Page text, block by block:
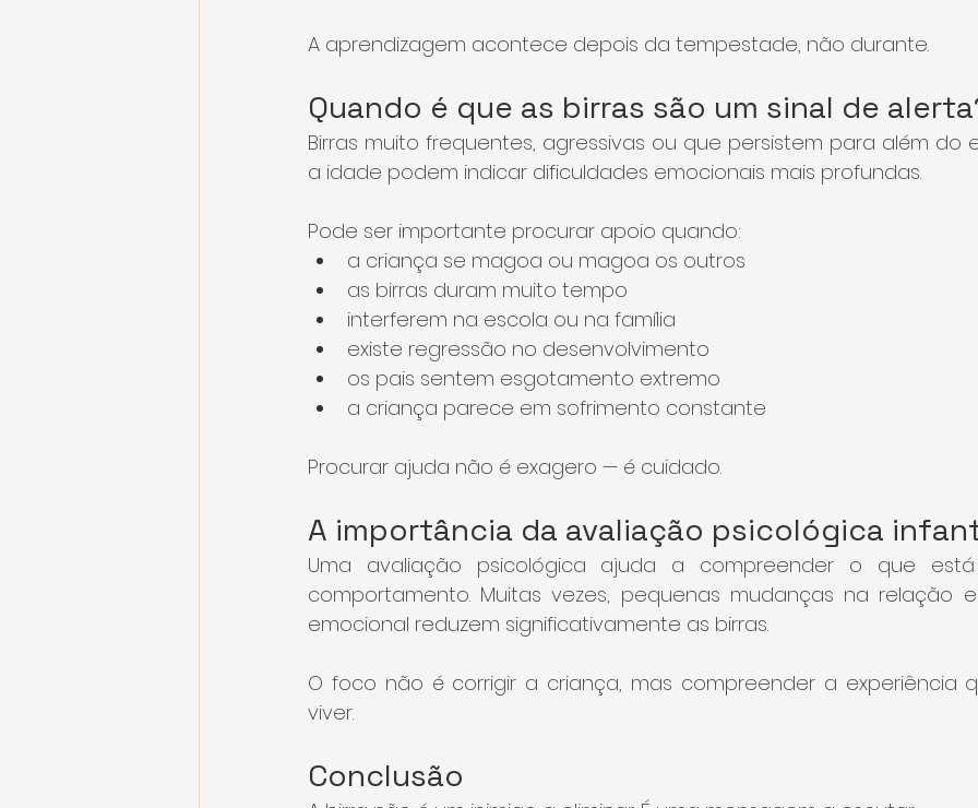
A aprendizagem acontece depois da tempestade, não durante.
Quando é que as birras são um sinal de
Birras muito frequentes, agressivas ou que persistem para além do
a idade podem indicar dificuldades emocionais mais profundas.
Pode ser importante procurar apoio quando:
a criança se magoa ou magoa os outros
as birras duram muito tempo
interferem na escola ou na família
existe regressão no desenvolvimento
os pais sentem esgotamento extremo
a criança parece em sofrimento constante
Procurar ajuda não é exagero — é cuidado.
A importância da avaliação psicológica
Uma avaliação psicológica ajuda a compreender o que
comportamento. Muitas vezes, pequenas mudanças na relação
emocional reduzem significativamente as birras.
O foco não é corrigir a criança, mas compreender a experiência
viver.
Conclusão